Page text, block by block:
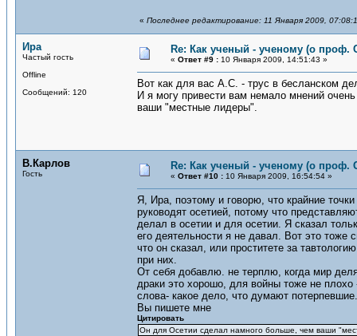
« Последнее редактирование: 11 Января 2009,
Ира
Частый гость
Offline
Сообщений: 120
Re: Как ученый - ученому (о проф.
« Ответ #9 : 10 Января 2009, 14:51:43 »
Вот как для вас А.С. - трус в бесланском
И я могу привести вам немало мнений
ваши "местные лидеры".
В.Карлов
Гость
Re: Как ученый - ученому (о проф.
« Ответ #10 : 10 Января 2009, 16:54:54 »
Я, Ира, поэтому и говорю, что крайние
руководят осетией, потому что
делал в осетии и для осетии. Я сказал
его деятельности я не давал. Вот это тоже
что он сказал, или проститете за
при них.
От себя добавлю. не терплю, когда мир
драки это хорошо, для войны тоже не
слова- какое дело, что думают потерпевшие.
Вы пишете мне
Цитировать
Он для Осетии сделал намного больше, чем ваши